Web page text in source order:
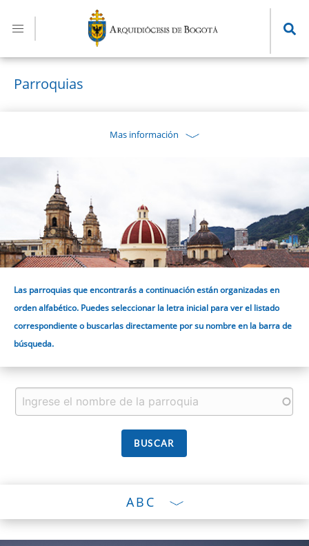
contenido
principal
Parroquias
Mas información
Las parroquias que encontrarás a continuación están organizadas en
orden alfabético. Puedes seleccionar la letra inicial para ver el listado
correspondiente o buscarlas directamente por su nombre en la barra de
búsqueda.
ABC